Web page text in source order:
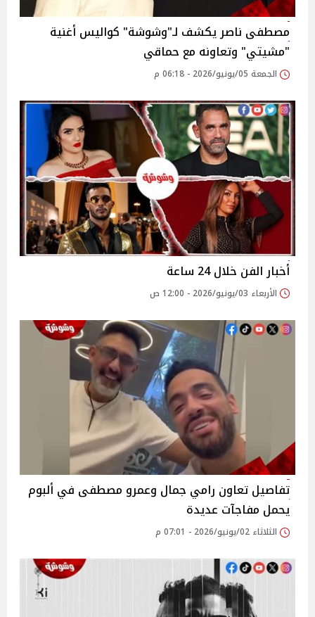
مصطفى ناصر يكشف لـ"وشوشة" كواليس أغنية
"مشيتي" وتعاونه مع حماقي
الجمعة 05/يونيو/2026 - 06:18 م
أخبار الفن خلال 24 ساعة
الأربعاء 03/يونيو/2026 - 12:00 ص
تفاصيل تعاون رامي جمال وعمرو مصطفى في ألبوم
يحمل مفاجآت عديدة
الثلاثاء 02/يونيو/2026 - 07:01 م